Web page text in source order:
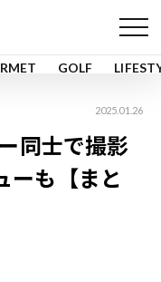
GOLF
2025.01.26
同士で撮影
ーも【まと